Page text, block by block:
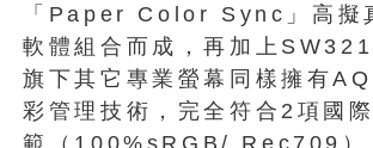
「Paper Color Sync」高擬
軟體組合而成，再加上
旗下其它專業螢幕同樣擁有
彩管理技術，完全符合2項國
範（100%sRGB/ Rec709）